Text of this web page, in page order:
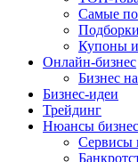
Самые
Купоны
Онлайн-бизнес
Бизнес
Бизнес-идеи
Трейдинг
Нюансы
Сервисы